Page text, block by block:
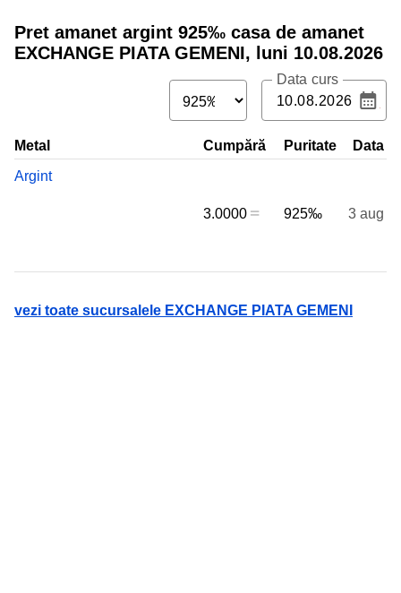
Pret amanet argint 925‰ casa de amanet
EXCHANGE PIATA GEMENI,
luni 10.08.2026
Data curs
Metal Puritate
Cumpără
Data
Argint
925‰
3.0000 3 aug
vezi toate sucursalele EXCHANGE PIATA GEMENI